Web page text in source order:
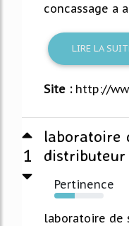
concassage a
LIRE LA
Site : http://
1
laboratoire
Pertinence
42%
laboratoire de